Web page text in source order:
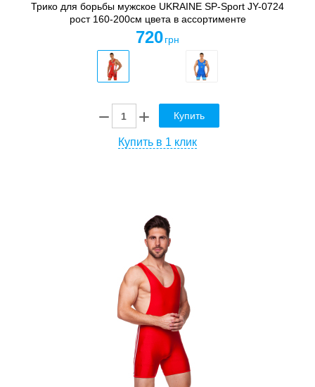
Трико для борьбы мужское UKRAINE SP-Sport JY-0724
рост 160-200см цвета в ассортименте
720 грн
Купить
Купить в 1 клик